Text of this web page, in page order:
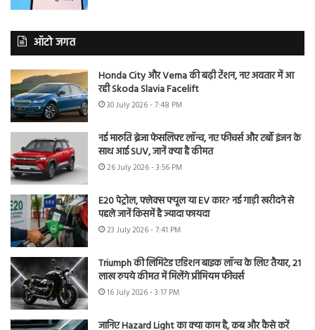
ऑटो जगत
Honda City और Verna की बढ़ी टेंशन, नए अवतार में आ
रही Skoda Slavia Facelift
30 July 2026 - 7:48 PM
नई मारुति ब्रेजा फेसलिफ्ट लॉन्च, नए फीचर्स और टर्बो इंजन के
साथ आई SUV, जानें क्या है कीमत
26 July 2026 - 3:56 PM
E20 पेट्रोल, फ्लेक्स फ्यूल या EV कार? नई गाड़ी खरीदने से
पहले जानें किसमें है ज्यादा फायदा
23 July 2026 - 7:41 PM
Triumph की लिमिटेड एडिशन बाइक लॉन्च के लिए तैयार, 21
लाख रुपये कीमत में मिलेंगे प्रीमियम फीचर्स
16 July 2026 - 3:17 PM
जानिए Hazard Light का क्या काम है, कब और कैसे करें